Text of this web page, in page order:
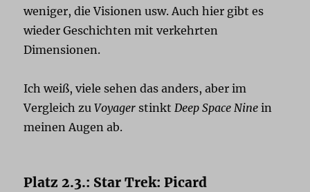
weniger, die Visionen usw. Auch hier gibt es
wieder Geschichten mit verkehrten
Dimensionen.
Ich weiß, viele sehen das anders, aber im
Vergleich zuVoyager stinktDeep Space Nine in
meinen Augen ab.
Platz 2.3.: Star Trek: Picard